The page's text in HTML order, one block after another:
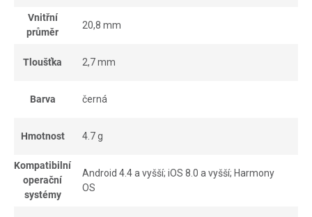
Vnitřní
průměr
20,8 mm
Tloušťka 2,7 mm
Barva černá
Hmotnost 4.7 g
Kompatibilní
operační
systémy
Android 4.4 a vyšší; iOS 8.0 a vyšší; Harmony
OS